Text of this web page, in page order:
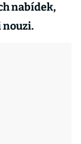
nabídek,
nouzi.